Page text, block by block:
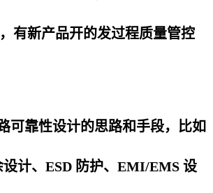
有新产品开的发过程质量管控
可靠性设计的思路和手段，比如
设计、ESD 防护、EMI/EMS 设